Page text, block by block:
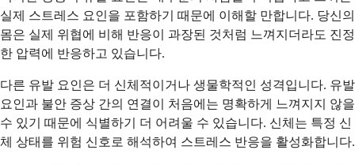
실제 스트레스 요인을 포함하기 때문에 이해할 만합니다. 당신의
몸은 실제 위협에 비해 반응이 과장된 것처럼 느껴지더라도 진정
한 압력에 반응하고 있습니다.
다른 유발 요인은 더 신체적이거나 생물학적인 성격입니다. 유발
요인과 불안 증상 간의 연결이 처음에는 명확하게 느껴지지 않을
수 있기 때문에 식별하기 더 어려울 수 있습니다. 신체는 특정 신
체 상태를 위험 신호로 해석하여 스트레스 반응을 활성화합니다.